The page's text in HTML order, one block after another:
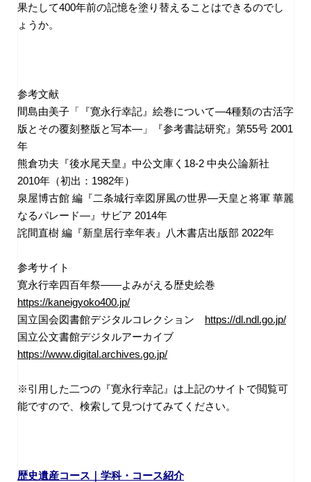
果たして400年前の記憶を塗り替えることはできるのでし
ょうか。
参考文献
間島由美子「『寛永行幸記』絵巻について―4種類の古活字
版とその覆刻整版と写本― 」『参考書誌研究』第55号 2001
年
熊倉功夫『後水尾天皇』中公文庫く 18-2 中央公論新社
2010年（初出： 1982年）
泉屋博古館 編『二条城行幸図屏風の世界―天皇と将軍 華麗
なるパレード― 』サビア 2014年
詫間直樹 編『新皇居行幸年表』八木書店出版部 2022年
参考サイト
寛永行幸四百年祭――よみがえる歴史絵巻
https://kaneigyoko400.jp/
国立国会図書館デジタルコレクション https://dl.ndl.go.jp/
国立公文書館デジタルアーカイブ
https://www.digital.archives.go.jp/
※引用した二つの『寛永行幸記』は上記のサイトで閲覧可
能ですので、検索して見つけてみてください。
歴史遺産コース｜学科・コース紹介